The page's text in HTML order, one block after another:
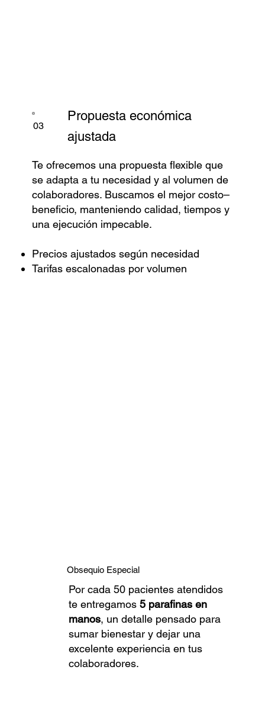
03
Propuesta económica
ajustada
Te ofrecemos una propuesta flexible que
se adapta a tu necesidad y al volumen de
colaboradores. Buscamos el mejor costo–
beneficio, manteniendo calidad, tiempos y
una ejecución impecable.
Precios ajustados según necesidad
Tarifas escalonadas por volumen
Obsequio Especial
Por cada 50 pacientes atendidos
te entregamos 5 parafinas en
manos, un detalle pensado para
sumar bienestar y dejar una
excelente experiencia en tus
colaboradores.